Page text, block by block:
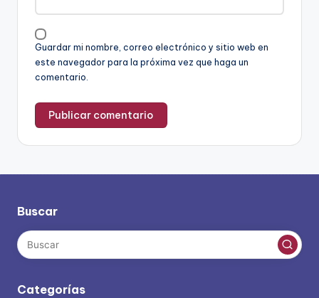
Guardar mi nombre, correo electrónico y sitio web en
este navegador para la próxima vez que haga un
comentario.
Buscar
Categorías